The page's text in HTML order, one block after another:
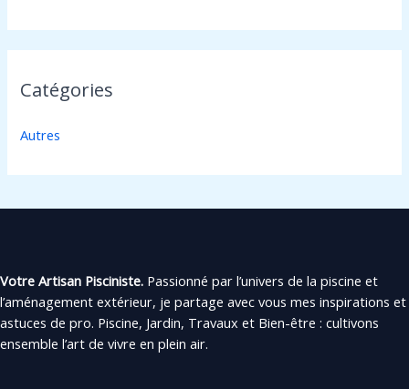
Catégories
Autres
Votre Artisan Pisciniste. Passionné par l’univers de la piscine et
l’aménagement extérieur, je partage avec vous mes inspirations et
astuces de pro. Piscine, Jardin, Travaux et Bien-être : cultivons
ensemble l’art de vivre en plein air.